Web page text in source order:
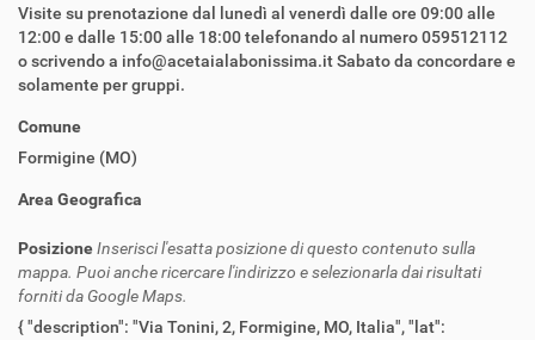
Visite su prenotazione dal lunedì al venerdì dalle ore 09:00 alle
12:00 e dalle 15:00 alle 18:00 telefonando al numero 059512112
o scrivendo a info@acetaialabonissima.it Sabato da concordare e
solamente per gruppi.
Comune
Formigine (MO)
Area Geografica
PosizioneInserisci l'esatta posizione di questo contenuto sulla
mappa. Puoi anche ricercare l'indirizzo e selezionarla dai risultati
forniti da Google Maps.
{ "description": "Via Tonini, 2, Formigine, MO, Italia", "lat":